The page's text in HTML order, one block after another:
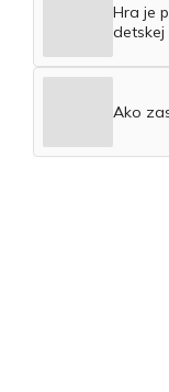
Hra je
detskej
Ako